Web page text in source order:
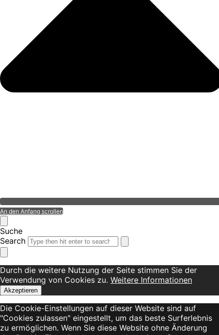
An den Anfang scrollen
Suche
Search
Durch die weitere Nutzung der Seite stimmen Sie der
Verwendung von Cookies zu. Weitere Informationen
Akzeptieren
Die Cookie-Einstellungen auf dieser Website sind auf
"Cookies zulassen" eingestellt, um das beste Surferlebnis
zu ermöglichen. Wenn Sie diese Website ohne Änderung